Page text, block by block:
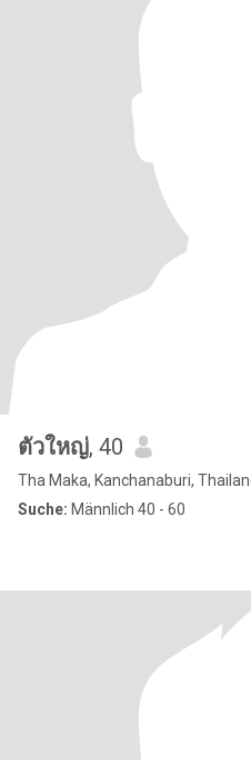
ตัวใหญ่, 40
Tha Maka, Kanchanaburi,
Suche: Männlich 40 - 60